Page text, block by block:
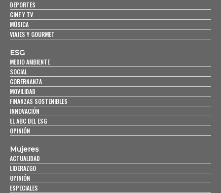
DEPORTES
CINE Y TV
MÚSICA
VIAJES Y GOURMET
ESG
MEDIO AMBIENTE
SOCIAL
GOBERNANZA
MOVILIDAD
FINANZAS SOSTENIBLES
INNOVACIÓN
EL ABC DEL ESG
OPINIÓN
Mujeres
ACTUALIDAD
LIDERAZGO
OPINIÓN
ESPECIALES